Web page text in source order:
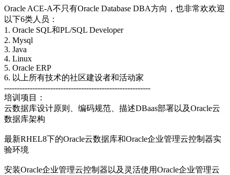
Oracle ACE-A不只有Oracle Database DBA方向，也非常欢欢迎
以下6类人员：
1. Oracle SQL和PL/SQL Developer
2. Mysql
3. Java
4. Linux
5. Oracle ERP
6. 以上所有技术的社区建设者和活动家
---------------------------------------------------------
培训项目：
云数据库设计原则、编码规范、描述DBaas部署以及Oracle云
数据库架构
最新RHEL8下的Oracle云数据库和Oracle企业管理云控制器实
验环境
安装Oracle企业管理云控制器以及灵活使用Oracle企业管理云